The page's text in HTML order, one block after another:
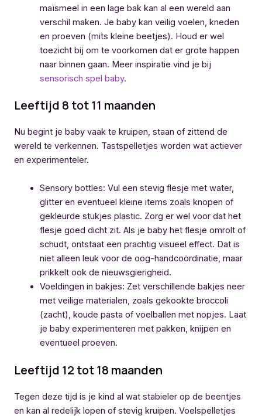
maïsmeel in een lage bak kan al een wereld aan
verschil maken. Je baby kan veilig voelen, kneden
en proeven (mits kleine beetjes). Houd er wel
toezicht bij om te voorkomen dat er grote happen
naar binnen gaan. Meer inspiratie vind je bij
sensorisch spel baby.
Leeftijd 8 tot 11 maanden
Nu begint je baby vaak te kruipen, staan of zittend de
wereld te verkennen. Tastspelletjes worden wat actiever
en experimenteler.
Sensory bottles: Vul een stevig flesje met water,
glitter en eventueel kleine items zoals knopen of
gekleurde stukjes plastic. Zorg er wel voor dat het
flesje goed dicht zit. Als je baby het flesje omrolt of
schudt, ontstaat een prachtig visueel effect. Dat is
niet alleen leuk voor de oog-handcoördinatie, maar
prikkelt ook de nieuwsgierigheid.
Voeldingen in bakjes: Zet verschillende bakjes neer
met veilige materialen, zoals gekookte broccoli
(zacht), koude pasta of voelballen met nopjes. Laat
je baby experimenteren met pakken, knijpen en
eventueel proeven.
Leeftijd 12 tot 18 maanden
Tegen deze tijd is je kind al wat stabieler op de beentjes
en kan al redelijk lopen of stevig kruipen. Voelspelletjes